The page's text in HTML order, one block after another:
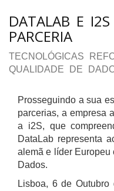
DATALAB E
PARCERIA
TECNOLÓGICAS
QUALIDADE DE
Prosseguindo a sua
parcerias, a empresa
a i2S, que
DataLab representa
alemã e líder
Dados.
Lisboa, 6 de